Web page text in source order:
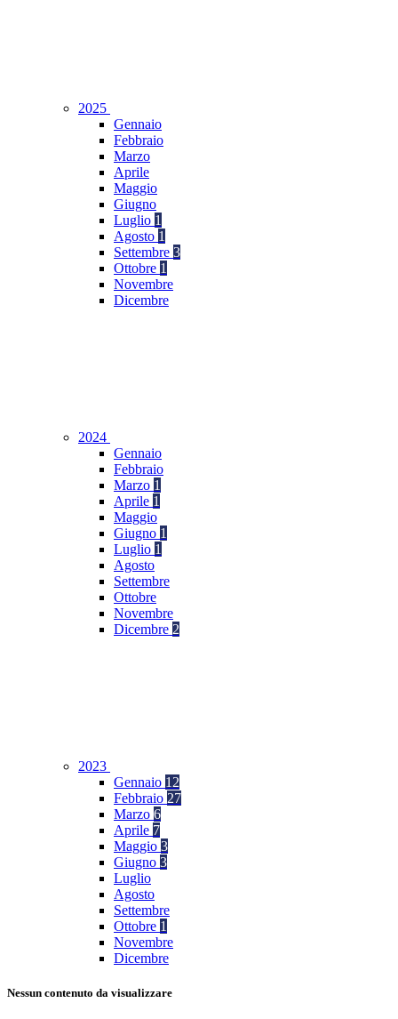
2025
Gennaio
Febbraio
Marzo
Aprile
Maggio
Giugno
Luglio 1
Agosto 1
Settembre 3
Ottobre 1
Novembre
Dicembre
2024
Gennaio
Febbraio
Marzo 1
Aprile 1
Maggio
Giugno 1
Luglio 1
Agosto
Settembre
Ottobre
Novembre
Dicembre 2
2023
Gennaio 12
Febbraio 27
Marzo 6
Aprile 7
Maggio 3
Giugno 3
Luglio
Agosto
Settembre
Ottobre 1
Novembre
Dicembre
Nessun contenuto da visualizzare